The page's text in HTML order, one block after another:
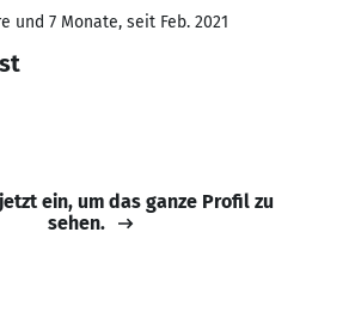
und 7 Monate, seit Feb. 2021
ein, um das ganze Profil zu
sehen.